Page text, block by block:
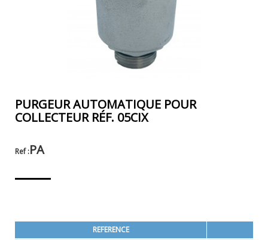
PURGEUR AUTOMATIQUE POUR
COLLECTEUR RÉF. 05CIX
Ref :PA
REFERENCE